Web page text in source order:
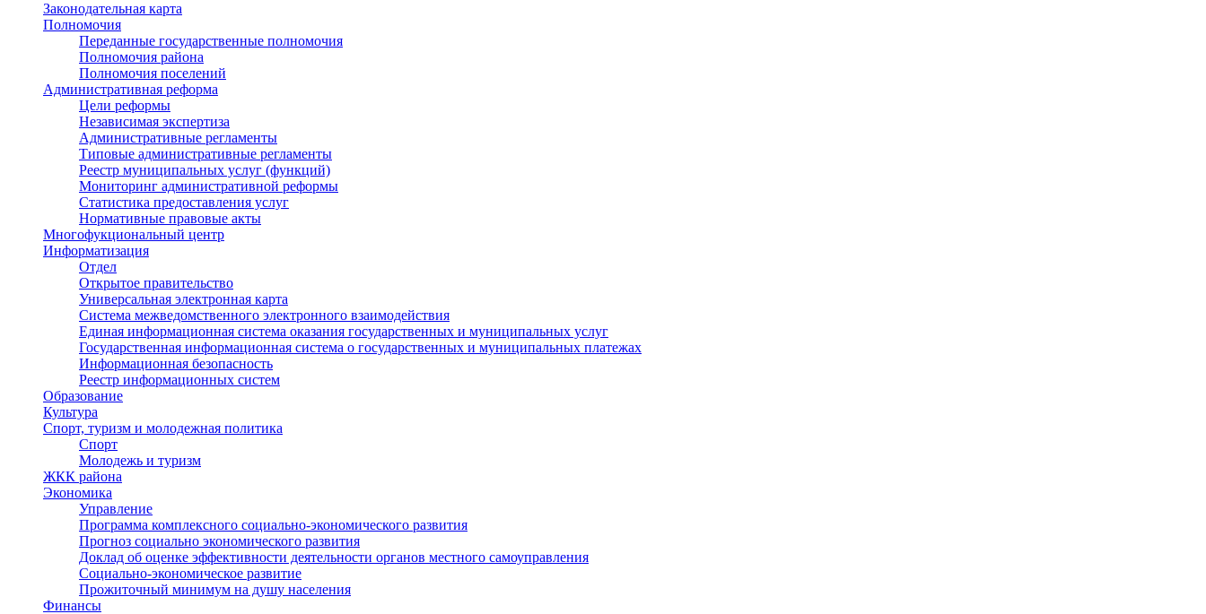
Законодательная карта
Полномочия
Переданные государственные полномочия
Полномочия района
Полномочия поселений
Административная реформа
Цели реформы
Независимая экспертиза
Административные регламенты
Типовые административные регламенты
Реестр муниципальных услуг (функций)
Мониторинг административной реформы
Статистика предоставления услуг
Нормативные правовые акты
Многофукциональный центр
Информатизация
Отдел
Открытое правительство
Универсальная электронная карта
Система межведомственного электронного взаимодействия
Единая информационная система оказания государственных и муниципальных услуг
Государственная информационная система о государственных и муниципальных платежах
Информационная безопасность
Реестр информационных систем
Образование
Культура
Спорт, туризм и молодежная политика
Спорт
Молодежь и туризм
ЖКК района
Экономика
Управление
Программа комплексного социально-экономического развития
Прогноз социально экономического развития
Доклад об оценке эффективности деятельности органов местного самоуправления
Социально-экономическое развитие
Прожиточный минимум на душу населения
Финансы